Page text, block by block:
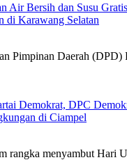
Air Bersih dan Susu
di Karawang Selatan
Pimpinan Daerah (DPD)
Demokrat, DPC
di Ciampel
rangka menyambut Hari